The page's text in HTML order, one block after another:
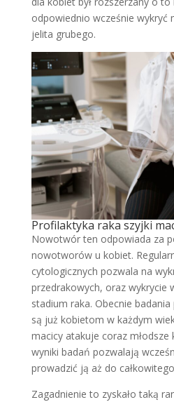
odpowiednio wcześnie wykryć
jelita grubego.
Profilaktyka raka szyjki
Nowotwór ten odpowiada za
nowotworów u kobiet.
cytologicznych pozwala na
przedrakowych, oraz wykrycie
stadium raka. Obecnie
są już kobietom w każdym
macicy atakuje coraz młodsze
wyniki badań pozwalają
prowadzić ją aż do
Zagadnienie to zyskało taką